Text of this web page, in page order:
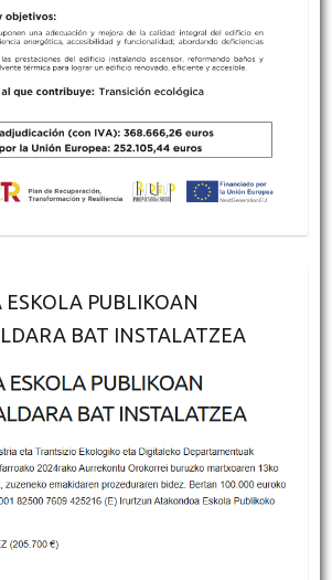
PUBLIKOAN
BAT INSTALATZEA